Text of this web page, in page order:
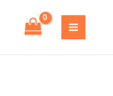
MAIN